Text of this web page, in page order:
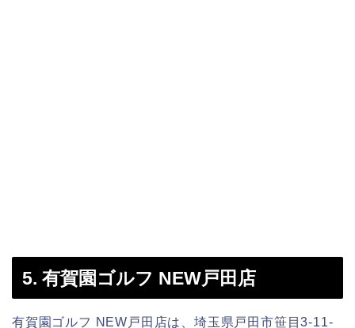
5. 有賀園ゴルフ NEW戸田店
有賀園ゴルフ NEW戸田店は、埼玉県戸田市笹目3-11-